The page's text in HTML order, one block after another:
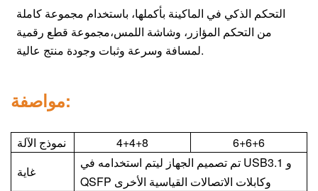
التحكم الذكي في الماكينة بأكملها، باستخدام مجموعة كاملة
من التحكم المؤازر، وشاشة اللمس،مجموعة قطع رقمية
لمسافة وسرعة وثبات وجودة منتج عالية.
مواصفة:
نموذج الآلة 4+4+8
6+6+6
غاية
تم تصميم الجهاز ليتم استخدامه في USB3.1 و
QSFP وكابلات الاتصالات القياسية الأخرى